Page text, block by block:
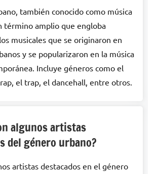
también conocido como música
término amplio que engloba
musicales que se originaron en
y se popularizaron en la música
Incluye géneros como el
el trap, el dancehall, entre otros.
algunos artistas
del género urbano?
artistas destacados en el género